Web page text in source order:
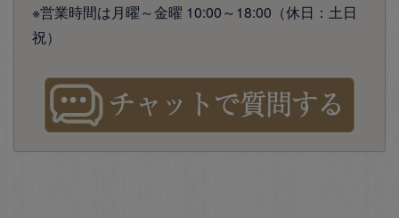
※営業時間は月曜～金曜 10:00～18:00（休日：土日
祝）